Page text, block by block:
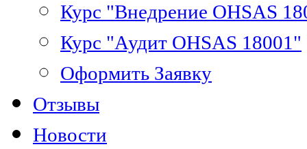
Курс "Внедрение OHSAS
Курс "Аудит OHSAS 18001"
Оформить Заявку
Отзывы
Новости